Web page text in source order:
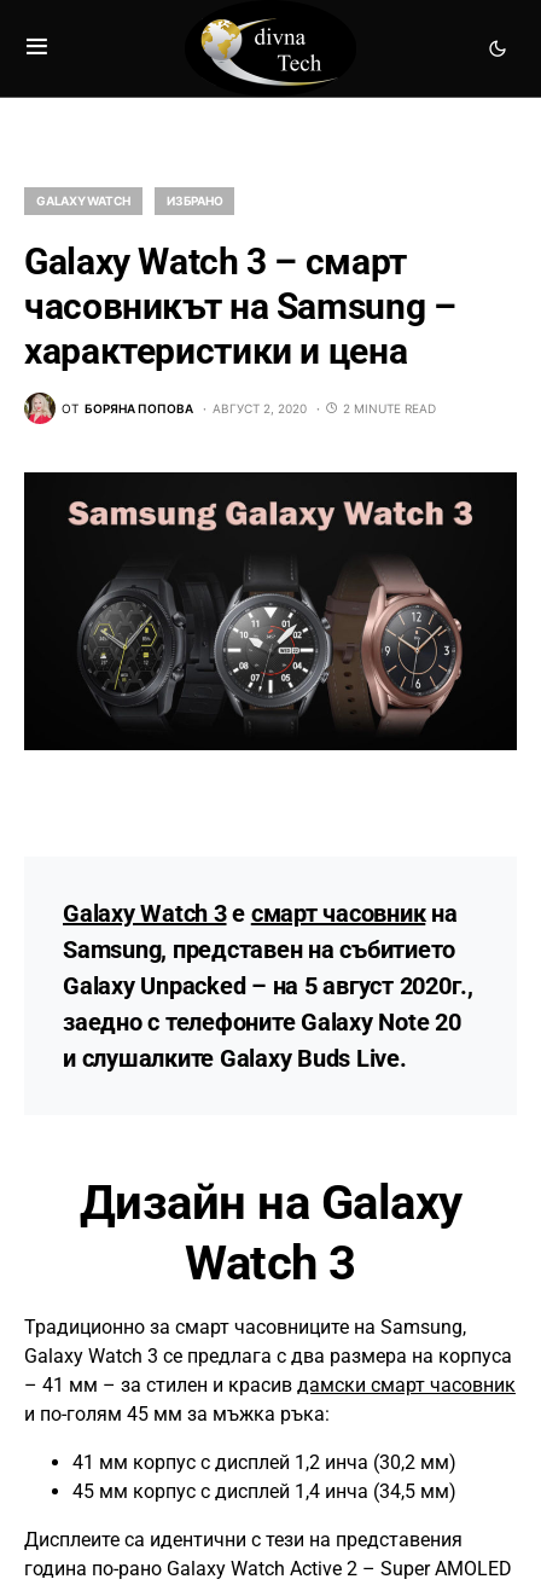
GALAXY WATCH ИЗБРАНО
Galaxy Watch 3 – смарт
часовникът на Samsung –
характеристики и цена
ОТ БОРЯНА ПОПОВА АВГУСТ 2, 2020 2 MINUTE READ
Galaxy Watch 3е смарт часовникна
Samsung, представен на събитието
Galaxy Unpacked – на 5 август 2020г.,
заедно с телефоните Galaxy Note 20
и слушалките Galaxy Buds Live.
Дизайн на Galaxy
Watch 3
Традиционно за смарт часовниците на Samsung,
Galaxy Watch 3 се предлага с два размера на корпуса
– 41 мм – за стилен и красив дамски смарт часовник
и по-голям 45 мм за мъжка ръка:
41 мм корпус с дисплей 1,2 инча (30,2 мм)
45 мм корпус с дисплей 1,4 инча (34,5 мм)
Дисплеите са идентични с тези на представения
година по-рано Galaxy Watch Active 2 – Super AMOLED